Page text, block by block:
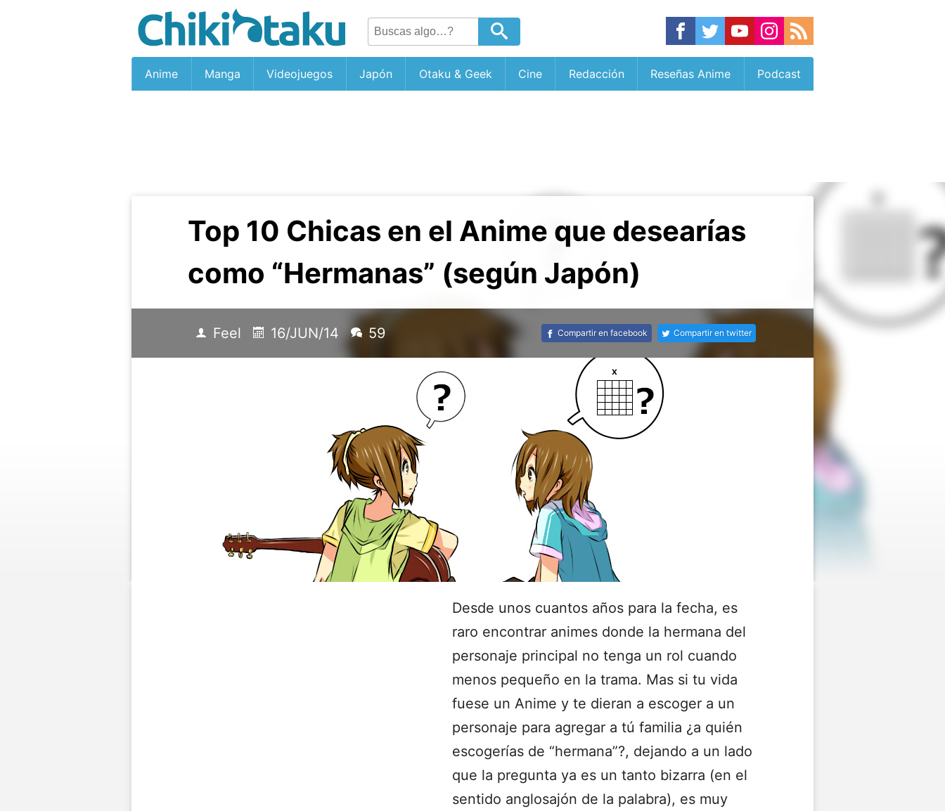
Anime Manga Videojuegos Japón Otaku & Geek Cine Redacción Reseñas Anime Podcast
Top 10 Chicas en el Anime que desearías
como “Hermanas” (según Japón)
Feel 16/JUN/14 59 Compartir en facebook Compartir en twitter
Desde unos cuantos años para la fecha, es
raro encontrar animes donde la hermana del
personaje principal no tenga un rol cuando
menos pequeño en la trama. Mas si tu vida
fuese un Anime y te dieran a escoger a un
personaje para agregar a tú familia ¿a quién
escogerías de “hermana”?, dejando a un lado
que la pregunta ya es un tanto bizarra (en el
sentido anglosajón de la palabra), es muy